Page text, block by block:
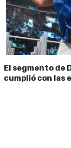
El segmento de
cumplió con las